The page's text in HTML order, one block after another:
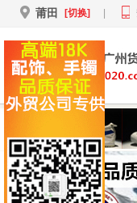
莆田 [切换]